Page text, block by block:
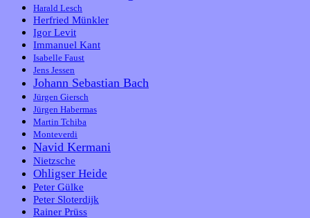
Harald Lesch
Herfried Münkler
Igor Levit
Immanuel Kant
Isabelle Faust
Jens Jessen
Johann Sebastian Bach
Jürgen Giersch
Jürgen Habermas
Martin Tchiba
Monteverdi
Navid Kermani
Nietzsche
Ohligser Heide
Peter Gülke
Peter Sloterdijk
Rainer Prüss